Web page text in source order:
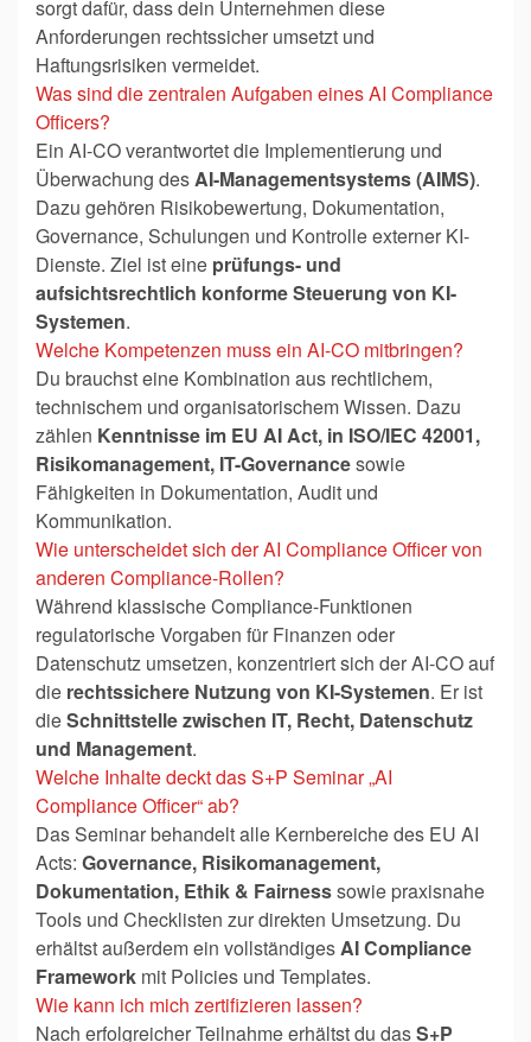
sorgt dafür, dass dein Unternehmen diese
Anforderungen rechtssicher umsetzt und
Haftungsrisiken vermeidet.
Was sind die zentralen Aufgaben eines AI Compliance
Officers?
Ein AI-CO verantwortet die Implementierung und
Überwachung desAI-Managementsystems (AIMS).
Dazu gehören Risikobewertung, Dokumentation,
Governance, Schulungen und Kontrolle externer KI-
Dienste. Ziel ist eine prüfungs- und
aufsichtsrechtlich konforme Steuerung von KI-
Systemen.
Welche Kompetenzen muss ein AI-CO mitbringen?
Du brauchst eine Kombination aus rechtlichem,
technischem und organisatorischem Wissen. Dazu
zählen Kenntnisse im EU AI Act, in ISO/IEC 42001,
Risikomanagement, IT-Governancesowie
Fähigkeiten in Dokumentation, Audit und
Kommunikation.
Wie unterscheidet sich der AI Compliance Officer von
anderen Compliance-Rollen?
Während klassische Compliance-Funktionen
regulatorische Vorgaben für Finanzen oder
Datenschutz umsetzen, konzentriert sich der AI-CO auf
die rechtssichere Nutzung von KI-Systemen. Er ist
dieSchnittstelle zwischen IT, Recht, Datenschutz
und Management.
Welche Inhalte deckt das S+P Seminar „AI
Compliance Officer“ ab?
Das Seminar behandelt alle Kernbereiche des EU AI
Acts: Governance, Risikomanagement,
Dokumentation, Ethik & Fairnesssowie praxisnahe
Tools und Checklisten zur direkten Umsetzung. Du
erhältst außerdem ein vollständigesAI Compliance
Framework mit Policies und Templates.
Wie kann ich mich zertifizieren lassen?
Nach erfolgreicher Teilnahme erhältst du dasS+P